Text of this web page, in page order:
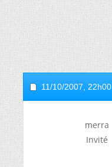
11/10/2007, 22h00
merra
Invité